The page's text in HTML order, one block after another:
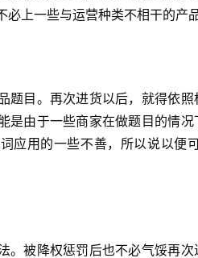
必上一些与运营种类不相干的产
题目。再次进货以后，就得依
是由于一些商家在做题目的情
应用的一些不善，所以说以
。被降权惩罚后也不必气馁再